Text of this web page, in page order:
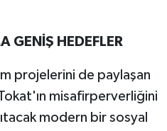
GENİŞ HEDEFLER
projelerini de paylaşan
misafirperverliğini
modern bir sosyal